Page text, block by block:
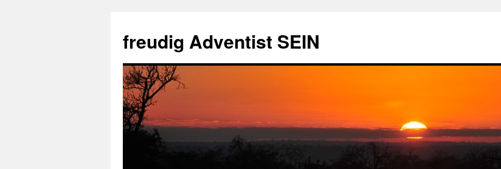
springen
freudig Adventist SEIN